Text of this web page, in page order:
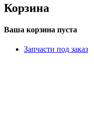
Корзина
Ваша корзина пуста
Запчасти под заказ